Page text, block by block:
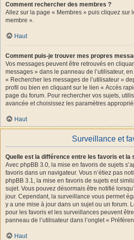
Comment rechercher des membres ?
Allez sur la page « Membres » puis cliquez sur
membre ».
Haut
Comment puis-je trouver mes propres
Vos messages peuvent être retrouvés en
messages » dans le panneau de l’utilisateur,
« Rechercher les messages de l’utilisateur »
profil ou bien en cliquant sur le lien « Accès
page du forum. Pour rechercher vos sujets,
avancée et choisissez les paramètres
Haut
Surveillance et
Quelle est la différence entre les favoris et la
Avec phpBB 3.0, la mise en favoris de sujets
favoris dans un navigateur. Vous n’étiez pas
phpBB 3.1, la mise en favoris de sujets est
sujet. Vous pouvez désormais être notifié
jour. Cependant, la surveillance vous permet
y a une mise à jour dans un sujet ou un forum.
pour les favoris et les surveillances peuvent
panneau de l’utilisateur dans l’onglet «
Haut